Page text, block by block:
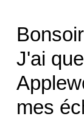
J'ai
mes